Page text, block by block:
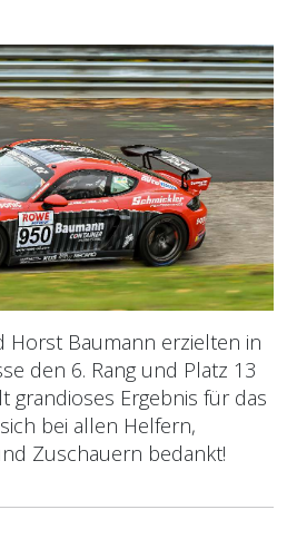
Horst Baumann erzielten in
den 6. Rang und Platz 13
grandioses Ergebnis für das
bei allen Helfern,
Zuschauern bedankt!